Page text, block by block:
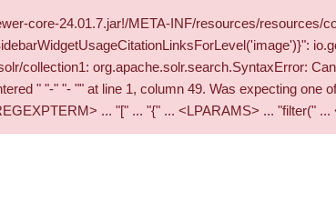
core-24.01.7.jar!/META-INF/resources/resources/
collection1: org.apache.solr.search.SyntaxError:
" "-" "- "" at line 1, column 49. Was expecting one
... "[" ... "{" ... <LPARAMS> ... "filter(" ...